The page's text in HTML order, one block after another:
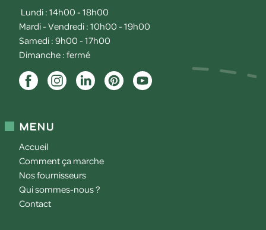
Lundi : 14h00 - 18h00
Mardi - Vendredi : 10h00 - 19h00
Samedi : 9h00 - 17h00
Dimanche : fermé
Menu
Accueil
Comment ça marche
Nos fournisseurs
Qui sommes-nous ?
Contact